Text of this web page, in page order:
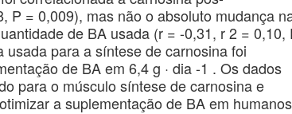
P = 0,009), mas não o absoluto mudança
de BA usada (r = -0,31, r 2 = 0,10,
para a síntese de carnosina foi
de BA em 6,4 g · dia -1 . Os dados
para o músculo síntese de carnosina e
a suplementação de BA em humanos